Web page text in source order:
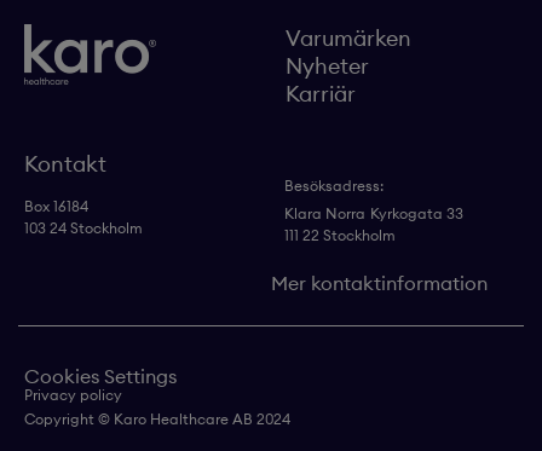
Varumärken
Nyheter
Karriär
Kontakt
Box 16184
103 24 Stockholm
Besöksadress:
Klara Norra Kyrkogata 33
111 22 Stockholm
Mer kontaktinformation
Cookies Settings
Privacy policy
Copyright © Karo Healthcare AB 2024